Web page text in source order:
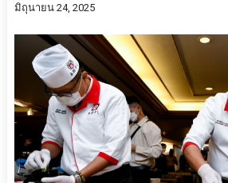
มิถุนายน 24, 2025